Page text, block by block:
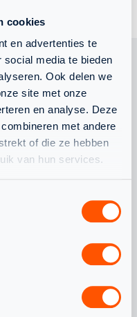
cookies
en advertenties te
media te bieden
Ook delen we
site met onze
en analyse. Deze
met andere
of die ze hebben
van hun services.
OOK
LEZEN
ER NOG MEER